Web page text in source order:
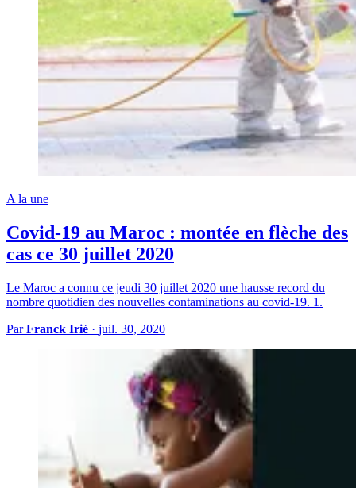
A la une
Covid-19 au Maroc : montée en flèche des
cas ce 30 juillet 2020
Le Maroc a connu ce jeudi 30 juillet 2020 une hausse record du
nombre quotidien des nouvelles contaminations au covid-19. 1.
ParFranck Irié · juil. 30, 2020